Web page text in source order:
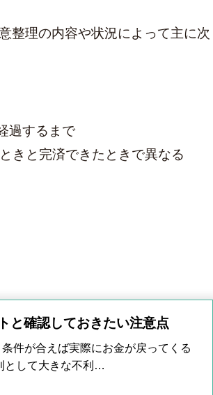
整理の内容や状況によって主に次
過するまで
きと完済できたときで異なる
と確認しておきたい注意点
件が合えば実際にお金が戻ってくる
として大きな不利…